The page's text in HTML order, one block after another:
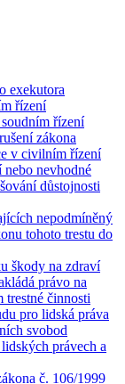
exekutora
řízení
řízení
zákona
v civilním řízení
nebo nevhodné
důstojnosti
nepodmíněný
tohoto trestu do
škody na zdraví
právo na
trestné činnosti
pro lidská práva
svobod
právech a
č. 106/1999